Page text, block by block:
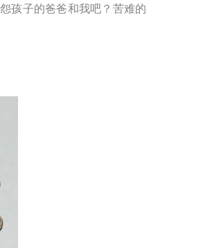
孩子的爸爸和我吧？苦难的